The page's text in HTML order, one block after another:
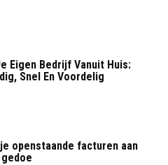
Eigen Bedrijf Vanuit Huis:
Snel En Voordelig
openstaande facturen aan